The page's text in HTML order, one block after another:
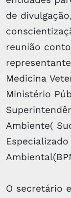
de
reunião
Medicina
Ministério
Ambiente(
O secretário